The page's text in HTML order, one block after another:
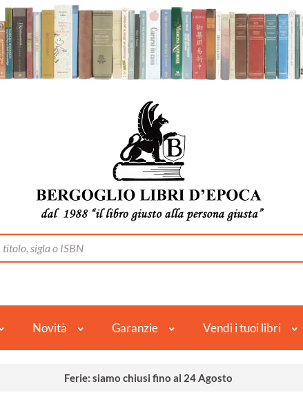
Novità Garanzie Vendi i tuoi libri
Ferie: siamo chiusi fino al 24 Agosto